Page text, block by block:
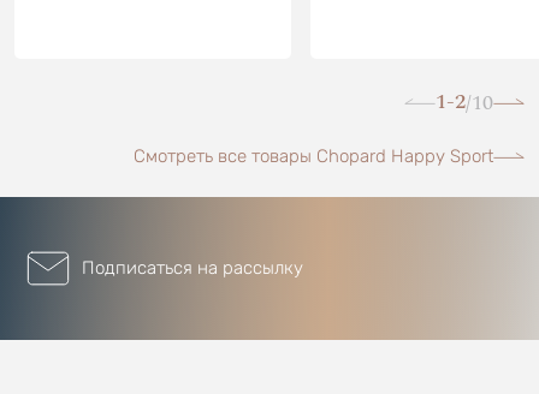
1-2/10
Смотреть все товары Chopard Happy Sport
Подписаться на рассылку